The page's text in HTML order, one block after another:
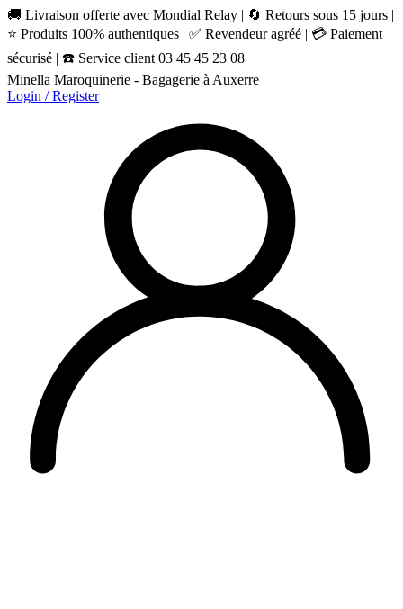
🚚 Livraison offerte avec Mondial Relay | 🔄 Retours sous 15 jours |
⭐ Produits 100% authentiques | ✅ Revendeur agréé | 💳 Paiement
sécurisé | ☎️ Service client 03 45 45 23 08
Minella Maroquinerie - Bagagerie à Auxerre
Login / Register